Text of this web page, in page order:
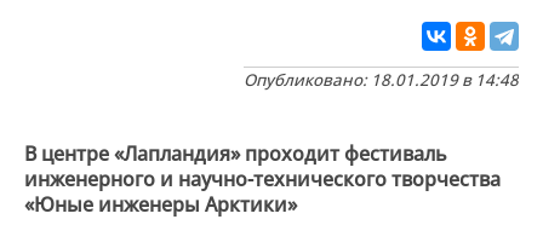
Опубликовано: 18.01.2019 в 14:48
В центре «Лапландия» проходит фестиваль
инженерного и научно-технического творчества
«Юные инженеры Арктики»